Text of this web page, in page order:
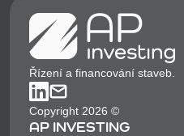
Řízení a financování staveb.
Copyright 2026 ©
AP INVESTING